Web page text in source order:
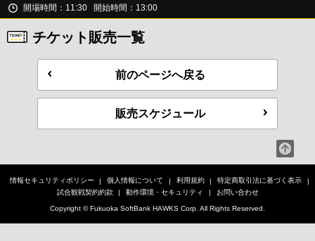
開場時間：11:30
開始時間：13:00
チケット販売一覧
前のページへ戻る
販売スケジュール
情報セキュリティポリシー 個人情報について 利用規約
特定商取引法に基づく表示
試合観戦契約約款
動作環境・セキュリティ お問い合わせ
Copyright © Fukuoka SoftBank HAWKS Corp. All Rights Reserved.